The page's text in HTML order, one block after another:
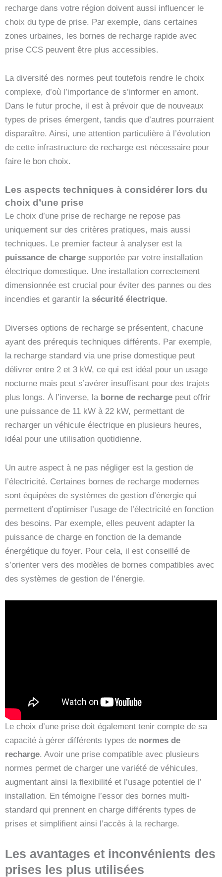
recharge dans votre région doivent aussi influencer le
choix du type de prise. Par exemple, dans certaines
zones urbaines, les bornes de recharge rapide avec
prise CCS peuvent être plus accessibles.
La diversité des normes peut toutefois rendre le choix
complexe, d’où l’importance de s’informer en amont.
Dans le futur proche, il est à prévoir que de nouveaux
types de prises émergent, tandis que d’autres pourraient
disparaître. Ainsi, une attention particulière à l’évolution
de cette infrastructure de recharge est nécessaire pour
faire le bon choix.
Les aspects techniques à considérer lors du
choix d’une prise
Le choix d’une prise de recharge ne repose pas
uniquement sur des critères pratiques, mais aussi
techniques. Le premier facteur à analyser est la
puissance de charge supportée par votre installation
électrique domestique. Une installation correctement
dimensionnée est crucial pour éviter des pannes ou des
incendies et garantir la sécurité électrique.
Diverses options de recharge se présentent, chacune
ayant des prérequis techniques différents. Par exemple,
la recharge standard via une prise domestique peut
délivrer entre 2 et 3 kW, ce qui est idéal pour un usage
nocturne mais peut s’avérer insuffisant pour des trajets
plus longs. À l’inverse, la borne de recharge peut offrir
une puissance de 11 kW à 22 kW, permettant de
recharger un véhicule électrique en plusieurs heures,
idéal pour une utilisation quotidienne.
Un autre aspect à ne pas négliger est la gestion de
l’électricité. Certaines bornes de recharge modernes
sont équipées de systèmes de gestion d’énergie qui
permettent d’optimiser l’usage de l’électricité en fonction
des besoins. Par exemple, elles peuvent adapter la
puissance de charge en fonction de la demande
énergétique du foyer. Pour cela, il est conseillé de
s’orienter vers des modèles de bornes compatibles avec
des systèmes de gestion de l’énergie.
Le choix d’une prise doit également tenir compte de sa
capacité à gérer différents types de normes de
recharge. Avoir une prise compatible avec plusieurs
normes permet de charger une variété de véhicules,
augmentant ainsi la flexibilité et l’usage potentiel de l’
installation. En témoigne l’essor des bornes multi-
standard qui prennent en charge différents types de
prises et simplifient ainsi l’accès à la recharge.
Les avantages et inconvénients des
prises les plus utilisées